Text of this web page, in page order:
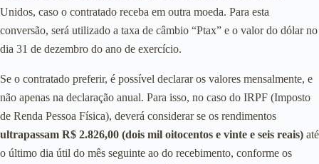
Unidos, caso o contratado receba em outra moeda. Para esta
conversão, será utilizado a taxa de câmbio “Ptax” e o valor do dólar no
dia 31 de dezembro do ano de exercício.
Se o contratado preferir, é possível declarar os valores mensalmente, e
não apenas na declaração anual. Para isso, no caso do IRPF (Imposto
de Renda Pessoa Física), deverá considerar se os rendimentos
ultrapassam R$ 2.826,00 (dois mil oitocentos e vinte e seis reais) até
o último dia útil do mês seguinte ao do recebimento, conforme os